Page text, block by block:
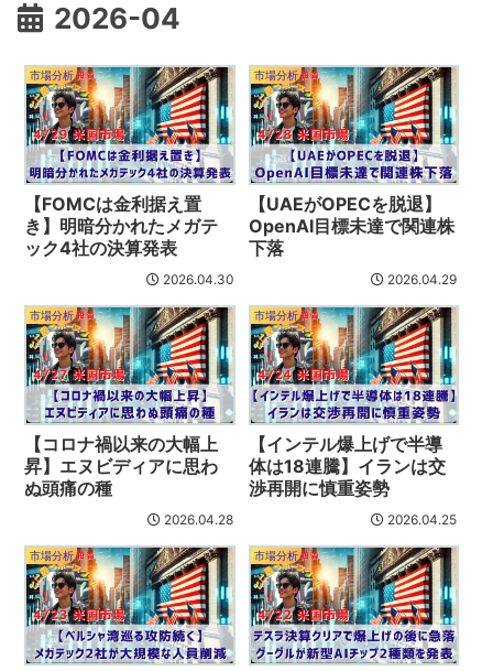
2026-04
市場分析
【FOMCは金利据え置
き】明暗分かれたメガテ
ック4社の決算発表
2026.04.30
市場分析
【UAEがOPECを脱退】
OpenAI目標未達で関連株
下落
2026.04.29
市場分析
【コロナ禍以来の大幅上
昇】エヌビディアに思わ
ぬ頭痛の種
2026.04.28
市場分析
【インテル爆上げで半導
体は18連騰】イランは交
渉再開に慎重姿勢
2026.04.25
市場分析 市場分析